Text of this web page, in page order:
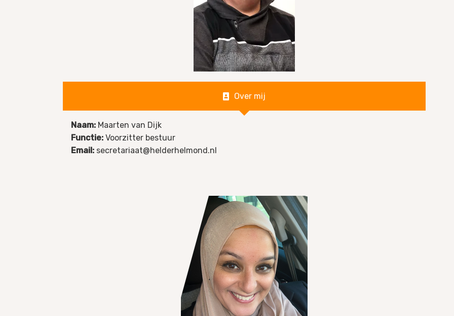
Over mij
Naam: Maarten van Dijk
Functie: Voorzitter bestuur
Email: secretariaat@helderhelmond.nl